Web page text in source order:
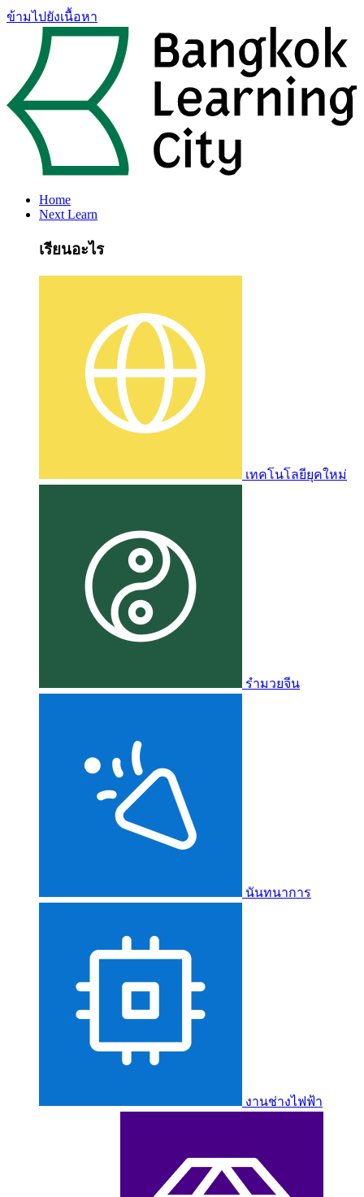
ข้ามไปยังเนื้อหา
Home
Next Learn
เรียนอะไร
เทคโนโลยียุคใหม่
รำมวยจีน
นันทนาการ
งานช่างไฟฟ้า